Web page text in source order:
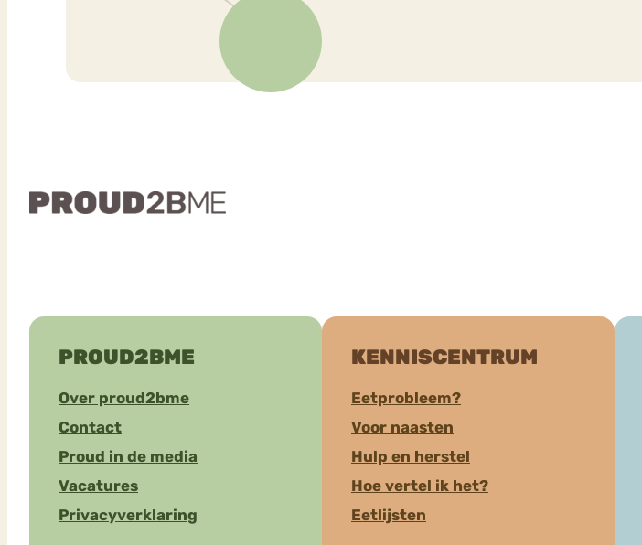
PROUD2BME
Over proud2bme
Contact
Proud in de media
Vacatures
Privacyverklaring
KENNISCENTRUM
Eetprobleem?
Voor naasten
Hulp en herstel
Hoe vertel ik het?
Eetlijsten